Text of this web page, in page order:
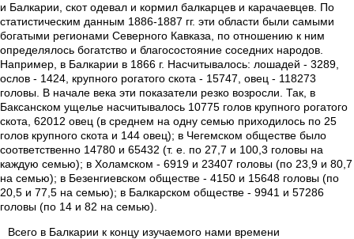
и Балкарии, скот одевал и кормил балкарцев и карачаевцев. По
статистическим данным 1886-1887 гг. эти области были самыми
богатыми регионами Северного Кавказа, по отношению к ним
определялось богатство и благосостояние соседних народов.
Например, в Балкарии в 1866 г. Насчитывалось: лошадей - 3289,
ослов - 1424, крупного рогатого скота - 15747, овец - 118273
головы. В начале века эти показатели резко возросли. Так, в
Баксанском ущелье насчитывалось 10775 голов крупного рогатого
скота, 62012 овец (в среднем на одну семью приходилось по 25
голов крупного скота и 144 овец); в Чегемском обществе было
соответственно 14780 и 65432 (т. е. по 27,7 и 100,3 головы на
каждую семью); в Холамском - 6919 и 23407 головы (по 23,9 и 80,7
на семью); в Безенгиевском обществе - 4150 и 15648 головы (по
20,5 и 77,5 на семью); в Балкарском обществе - 9941 и 57286
головы (по 14 и 82 на семью).
Всего в Балкарии к концу изучаемого нами времени